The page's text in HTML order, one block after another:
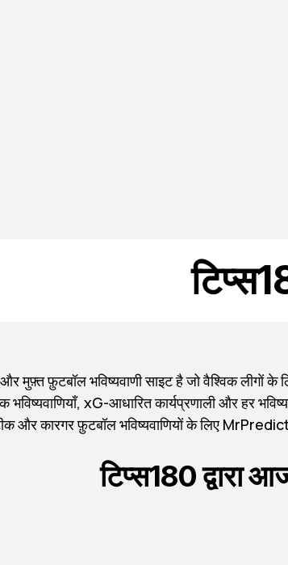
मुफ़्त फ़ुटबॉल भविष्यवाणी साइट है जो वैश्विक लीगों
भविष्यवाणियाँ, xG-आधारित कार्यप्रणाली और हर
और कारगर फ़ुटबॉल भविष्यवाणियों के लिए
टिप्स180 द्वारा